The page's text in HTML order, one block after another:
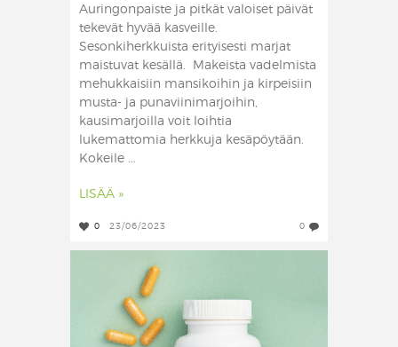
Auringonpaiste ja pitkät valoiset päivät
tekevät hyvää kasveille.
Sesonkiherkkuista erityisesti marjat
maistuvat kesällä. Makeista vadelmista
mehukkaisiin mansikoihin ja kirpeisiin
musta- ja punaviinimarjoihin,
kausimarjoilla voit loihtia
lukemattomia herkkuja kesäpöytään.
Kokeile ...
LISÄÄ »
0 23/06/2023 0